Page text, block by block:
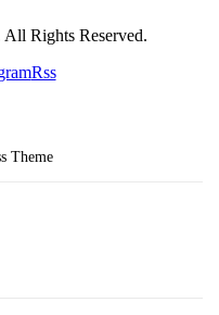
Rights Reserved.
Rss
Theme